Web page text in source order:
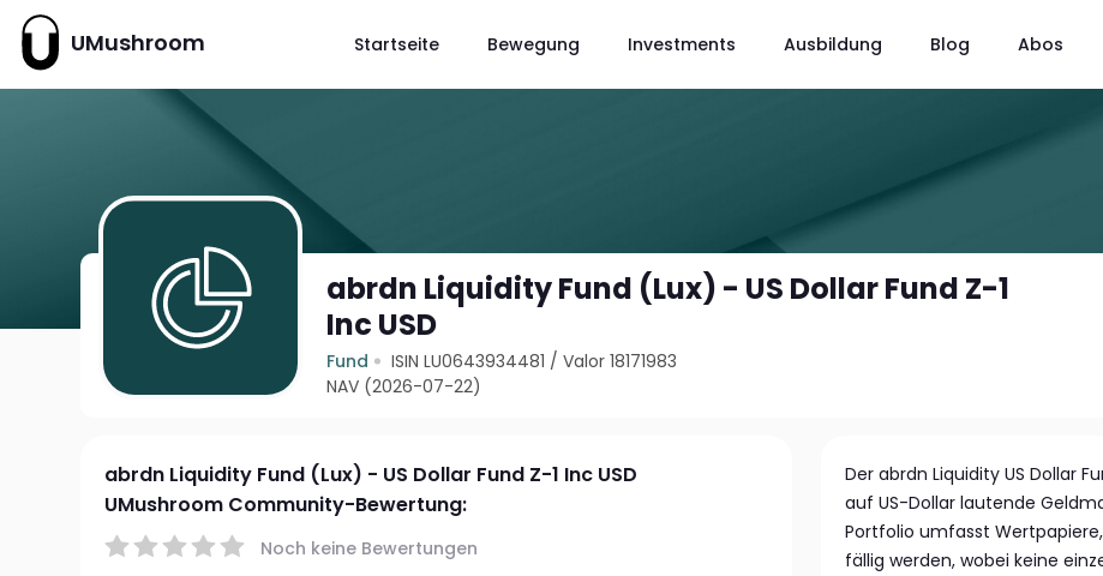
UMushroom Startseite Bewegung Investments Ausbildung Blog Abos
abrdn Liquidity Fund (Lux) - US Dollar Fund Z-1
Inc USD
Fund ISIN LU0643934481 /Valor 18171983
NAV (2026-07-22)
abrdn Liquidity Fund (Lux) - US Dollar Fund Z-1 Inc USD
UMushroom Community-Bewertung:
Noch keine Bewertungen
Der abrdn Liquidity US Dollar
auf US-Dollar lautende
Portfolio umfasst
fällig werden, wobei keine